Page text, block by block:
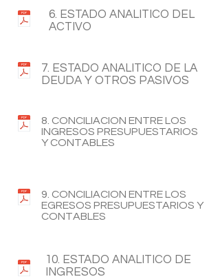
6. ESTADO ANALITICO DEL
ACTIVO
7. ESTADO ANALITICO DE LA
DEUDA Y OTROS PASIVOS
8. CONCILIACION ENTRE LOS
INGRESOS PRESUPUESTARIOS
Y CONTABLES
9. CONCILIACION ENTRE LOS
EGRESOS PRESUPUESTARIOS Y
CONTABLES
10. ESTADO ANALITICO DE
INGRESOS